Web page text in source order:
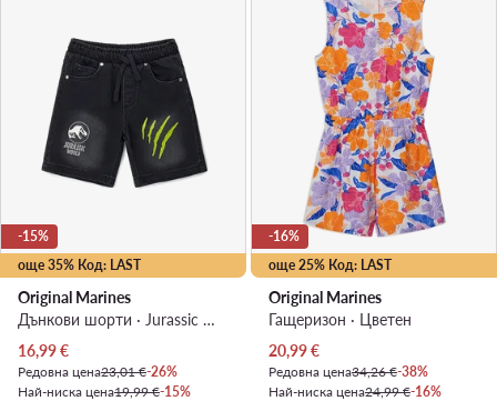
още 35% Код: LAST
-15%
Original Marines
Дънкови шорти · Jurassic World · Черен
Актуална цена
16,99€
Редовна цена23,01 €-26%
Най-ниска цена19,99 €-15%
още 25% Код: LAST
-16%
Original Marines
Гащеризон · Цветен
Актуална цена
20,99€
Редовна цена34,26 €-38%
Най-ниска цена24,99 €-16%